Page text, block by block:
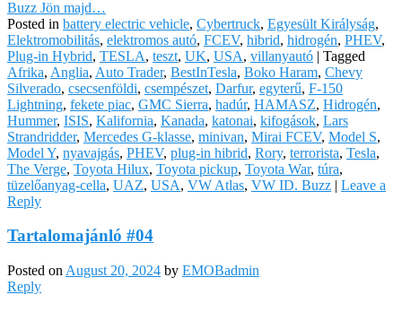
Buzz Jön majd…
Posted in battery electric vehicle, Cybertruck, Egyesült Királyság,
Elektromobilitás, elektromos autó, FCEV, hibrid, hidrogén, PHEV,
Plug-in Hybrid, TESLA, teszt, UK, USA, villanyautó | Tagged
Afrika, Anglia, Auto Trader, BestInTesla, Boko Haram, Chevy
Silverado, csecsenföldi, csempészet, Darfur, egyterű, F-150
Lightning, fekete piac, GMC Sierra, hadúr, HAMASZ, Hidrogén,
Hummer, ISIS, Kalifornia, Kanada, katonai, kifogások, Lars
Strandridder, Mercedes G-klasse, minivan, Mirai FCEV, Model S,
Model Y, nyavajgás, PHEV, plug-in hibrid, Rory, terrorista, Tesla,
The Verge, Toyota Hilux, Toyota pickup, Toyota War, túra,
tüzelőanyag-cella, UAZ, USA, VW Atlas, VW ID. Buzz | Leave a
Reply
Tartalomajánló #04
Posted on August 20, 2024 by EMOBadmin
Reply